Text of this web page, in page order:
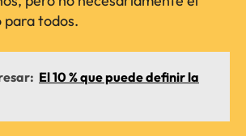
para todos.
El 10 % que puede definir la